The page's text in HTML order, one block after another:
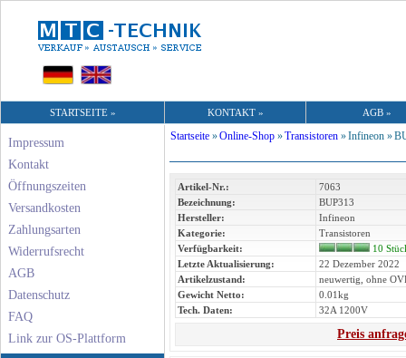
STARTSEITE » KONTAKT » AGB »
Impressum
Kontakt
Öffnungszeiten
Versandkosten
Zahlungsarten
Widerrufsrecht
AGB
Datenschutz
FAQ
Link zur OS-Plattform
Startseite »Online-Shop »Transistoren »Infineon »
Artikel-Nr.:
7063
Bezeichnung:
BUP313
Hersteller:
Infineon
Kategorie:
Transistoren
Verfügbarkeit:
10
Letzte Aktualisierung:
22 Dezember 2022
Artikelzustand:
neuwertig, ohne
Gewicht Netto:
0.01kg
Tech. Daten:
32A 1200V
Preis